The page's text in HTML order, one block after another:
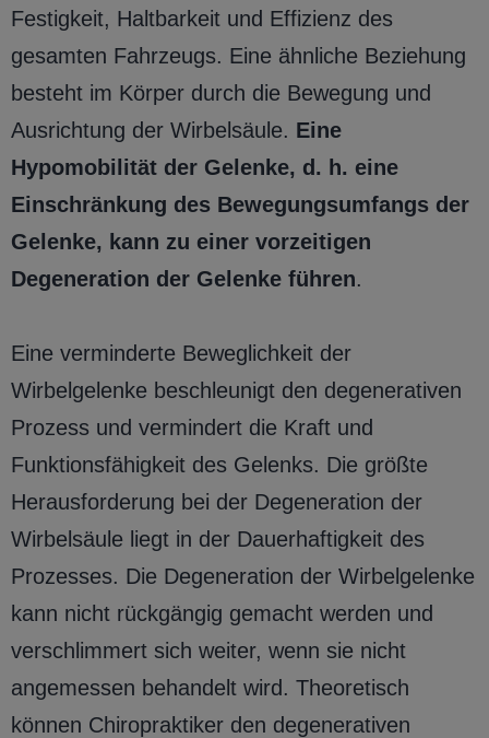
Festigkeit, Haltbarkeit und Effizienz des
gesamten Fahrzeugs. Eine ähnliche Beziehung
besteht im Körper durch die Bewegung und
Ausrichtung der Wirbelsäule. Eine
Hypomobilität der Gelenke, d. h. eine
Einschränkung des Bewegungsumfangs der
Gelenke, kann zu einer vorzeitigen
Degeneration der Gelenke führen.
Eine verminderte Beweglichkeit der
Wirbelgelenke beschleunigt den degenerativen
Prozess und vermindert die Kraft und
Funktionsfähigkeit des Gelenks. Die größte
Herausforderung bei der Degeneration der
Wirbelsäule liegt in der Dauerhaftigkeit des
Prozesses. Die Degeneration der Wirbelgelenke
kann nicht rückgängig gemacht werden und
verschlimmert sich weiter, wenn sie nicht
angemessen behandelt wird. Theoretisch
können Chiropraktiker den degenerativen